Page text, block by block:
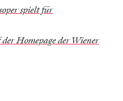
spielt für
Homepage der Wiener